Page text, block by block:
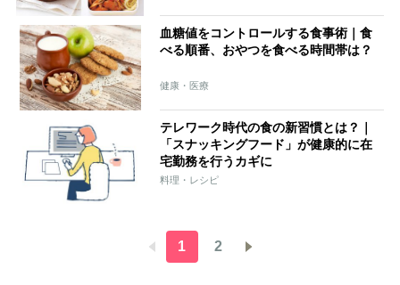
血糖値をコントロールする食事術｜食
べる順番、おやつを食べる時間帯は？
健康・医療
テレワーク時代の食の新習慣とは？｜
「スナッキングフード」が健康的に在
宅勤務を行うカギに
料理・レシピ
1 2